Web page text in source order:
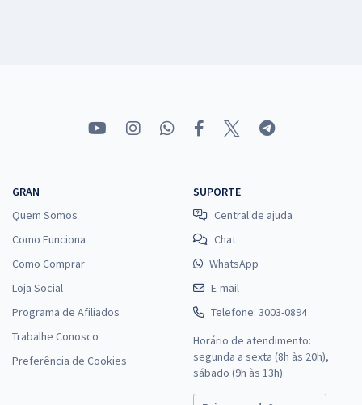
GRAN
Quem Somos
Como Funciona
Como Comprar
Loja Social
Programa de Afiliados
Trabalhe Conosco
Preferência de Cookies
SUPORTE
Central de ajuda
Chat
WhatsApp
E-mail
Telefone: 3003-0894
Horário de atendimento:
segunda a sexta (8h às 20h),
sábado (9h às 13h).